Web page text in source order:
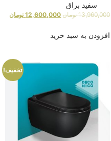
سفید براق
13,960,000 تومان 12,600,000 تومان
افزودن به سبد خرید
تخفیف!